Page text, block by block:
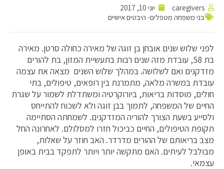
caregivers
יוני 10, 2017
בני משפחה מטפלים- היבטים אישיים
לפני שלוש שנים אובחן בן זוגה של מאירה כחולה סרטן. מאירה
בת 58, עובדת מזה שנים רבות בתעשיית המזון, בת להורים
מזדקנים ואם לשלושה. במהלך שלוש השנים מצאה את עצמה
עובדת במשרה מלאה, מתמרנת בין רופאים, טיפולים, בתי
חולים, מוסדות בריאות, ביורוקרטיה ומשתדלת לשמור על שגרת
החיים של המשפחה, לתמוך בבן זוגה ולא לשכוח להתייחס
ולסייע בשעת הצורך להוריה המזדקנים. לשמחתה הסתיימה
תקופת הטיפולים, החיים כביכול חזרו למסלולם. לאחרונה החל
מצב בריאותם של ההורים מדרדר. האב חוזר על שאלות,
מבולבל לעיתים. האם מתקשה יותר ויותר לתפקד בבית באופן
עצמאי.